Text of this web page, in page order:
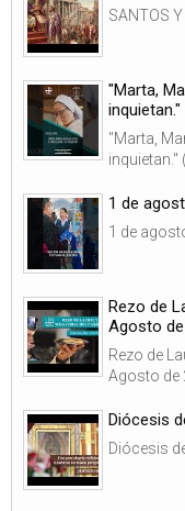
SANTOS
"Marta,
"Marta,
inquietan."
1 de
1 de
Rezo de
Agosto de
Rezo de
Agosto de
Diócesis
Diócesis